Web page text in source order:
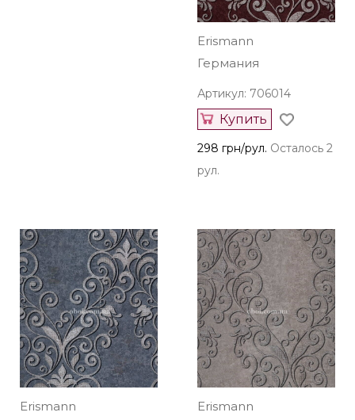
Erismann
Германия
Артикул: 706014
Купить
298 грн/рул. Осталось 2
рул.
Erismann
Erismann